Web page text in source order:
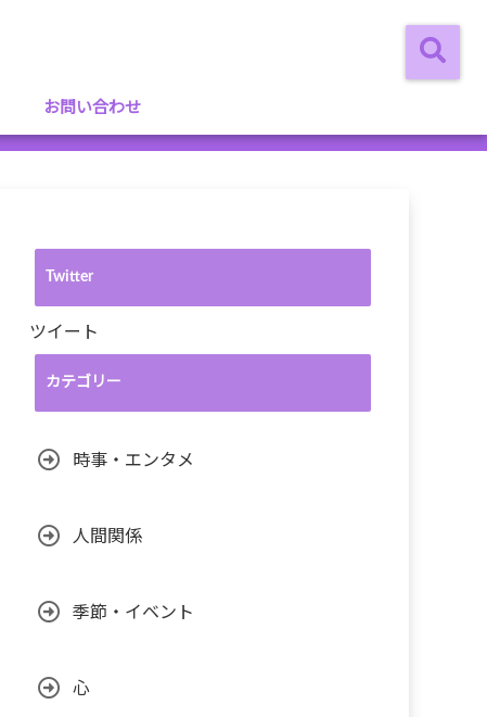
お問い合わせ
Twitter
ツイート
カテゴリー
時事・エンタメ
人間関係
季節・イベント
心